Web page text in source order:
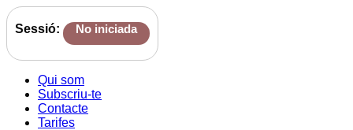
Sessió: No iniciada
Qui som
Subscriu-te
Contacte
Tarifes